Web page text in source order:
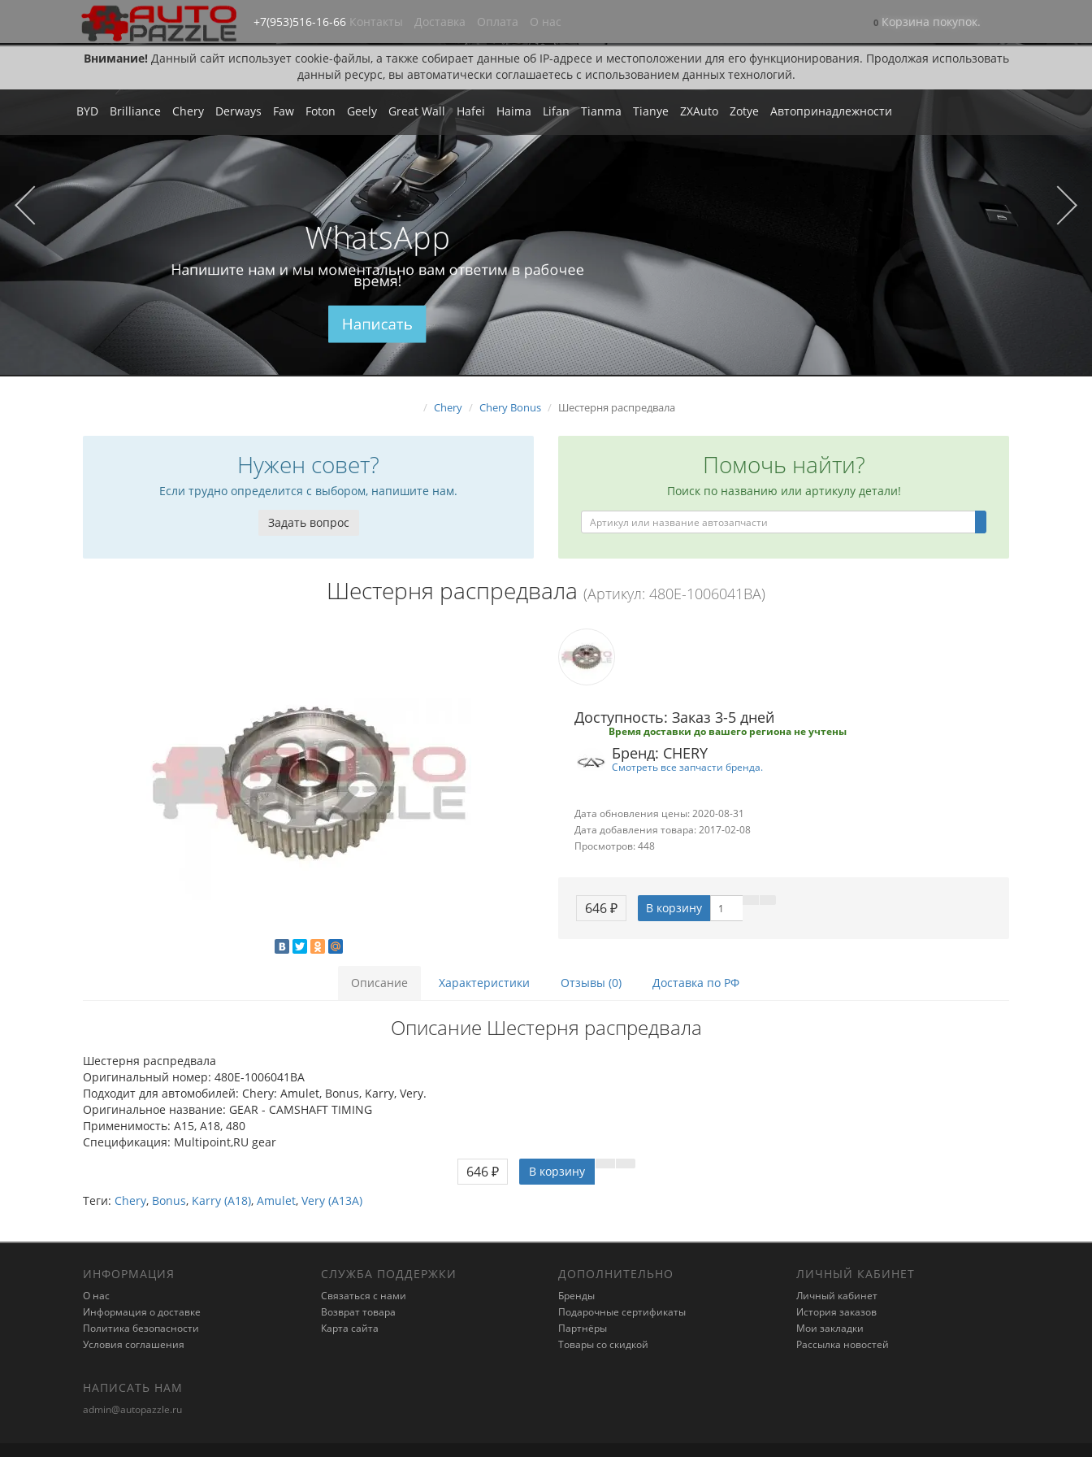
Внимание!Данный сайт использует cookie-файлы, а также собирает данные об IP-адресе и местоположении для его функционирования. Продолжая использовать
данный ресурс, вы автоматически соглашаетесь с использованием данных технологий.
+7(953)516-16-66 Контакты Доставка Оплата О нас 0 Корзина покупок.
BYD Brilliance Chery Derways Faw Foton Geely Great Wall Hafei Haima Lifan Tianma Tianye ZXAuto Zotye Автопринадлежности
WhatsApp
Напишите нам и мы моментально вам ответим в рабочее
время!
Написать
Chery Chery Bonus Шестерня распредвала
Нужен совет?
Если трудно определится с выбором, напишите нам.
Задать вопрос
Помочь найти?
Поиск по названию или артикулу детали!
Шестерня распредвала (Артикул: 480E-1006041BA)
Доступность: Заказ 3-5 дней
Время доставки до вашего региона не учтены
Бренд: CHERY
Смотреть все запчасти бренда.
Дата обновления цены: 2020-08-31
Дата добавления товара: 2017-02-08
Просмотров: 448
646 ₽ В корзину
Описание Характеристики Отзывы (0) Доставка по РФ
Описание Шестерня распредвала
Шестерня распредвала
Оригинальный номер: 480E-1006041BA
Подходит для автомобилей: Chery: Amulet, Bonus, Karry, Very.
Оригинальное название: GEAR - CAMSHAFT TIMING
Применимость: A15, A18, 480
Спецификация: Multipoint,RU gear
646 ₽
В корзину
Теги: Chery, Bonus, Karry (A18), Amulet, Very (A13A)
ИНФОРМАЦИЯ
О нас
Информация о доставке
Политика безопасности
Условия соглашения
СЛУЖБА ПОДДЕРЖКИ
Связаться с нами
Возврат товара
Карта сайта
ДОПОЛНИТЕЛЬНО
Бренды
Подарочные сертификаты
Партнёры
Товары со скидкой
ЛИЧНЫЙ КАБИНЕТ
Личный кабинет
История заказов
Мои закладки
Рассылка новостей
НАПИСАТЬ НАМ
admin@autopazzle.ru